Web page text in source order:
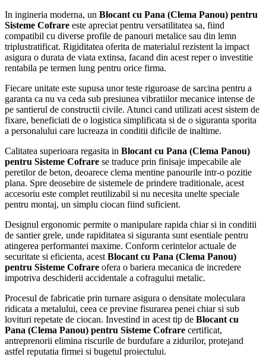
In ingineria moderna, un Blocant cu Pana (Clema Panou) pentru
Sisteme Cofrare este apreciat pentru versatilitatea sa, fiind
compatibil cu diverse profile de panouri metalice sau din lemn
triplustratificat. Rigiditatea oferita de materialul rezistent la impact
asigura o durata de viata extinsa, facand din acest reper o investitie
rentabila pe termen lung pentru orice firma.
Fiecare unitate este supusa unor teste riguroase de sarcina pentru a
garanta ca nu va ceda sub presiunea vibratiilor mecanice intense de
pe santierul de constructii civile. Atunci cand utilizati acest sistem de
fixare, beneficiati de o logistica simplificata si de o siguranta sporita
a personalului care lucreaza in conditii dificile de inaltime.
Calitatea superioara regasita in Blocant cu Pana (Clema Panou)
pentru Sisteme Cofrare se traduce prin finisaje impecabile ale
peretilor de beton, deoarece clema mentine panourile intr-o pozitie
plana. Spre deosebire de sistemele de prindere traditionale, acest
accesoriu este complet reutilizabil si nu necesita unelte speciale
pentru montaj, un simplu ciocan fiind suficient.
Designul ergonomic permite o manipulare rapida chiar si in conditii
de santier grele, unde rapiditatea si siguranta sunt esentiale pentru
atingerea performantei maxime. Conform cerintelor actuale de
securitate si eficienta, acest Blocant cu Pana (Clema Panou)
pentru Sisteme Cofrare ofera o bariera mecanica de incredere
impotriva deschiderii accidentale a cofragului metalic.
Procesul de fabricatie prin turnare asigura o densitate moleculara
ridicata a metalului, ceea ce previne fisurarea penei chiar si sub
lovituri repetate de ciocan. Investind in acest tip de Blocant cu
Pana (Clema Panou) pentru Sisteme Cofrare certificat,
antreprenorii elimina riscurile de burdufare a zidurilor, protejand
astfel reputatia firmei si bugetul proiectului.